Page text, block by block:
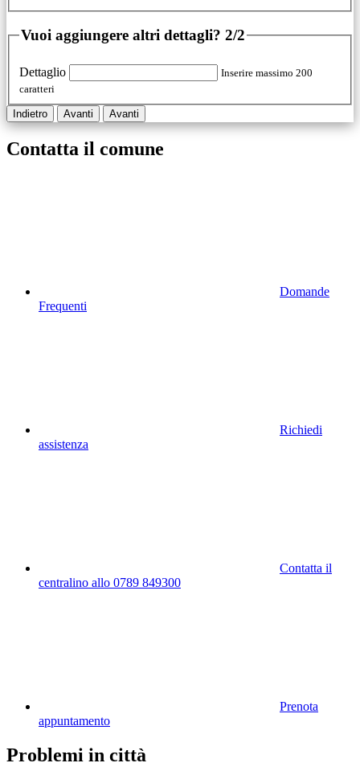
Vuoi aggiungere altri dettagli? 2/2
Dettaglio
Inserire massimo 200
caratteri
Indietro Avanti Avanti
Contatta il comune
Domande
Frequenti
Richiedi
assistenza
Contatta il
centralino allo 0789 849300
Prenota
appuntamento
Problemi in città